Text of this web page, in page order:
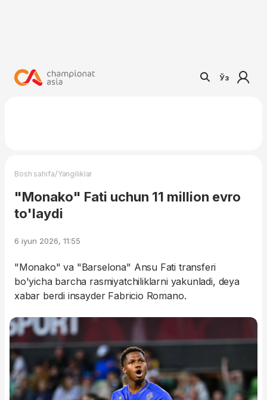
Ўз
Bosh sahifa/Yangiliklar
"Monako" Fati uchun 11 million evro
to'laydi
6 iyun 2026, 11:55
"Monako" va "Barselona" Ansu Fati transferi
bo'yicha barcha rasmiyatchiliklarni yakunladi, deya
xabar berdi insayder Fabricio Romano.